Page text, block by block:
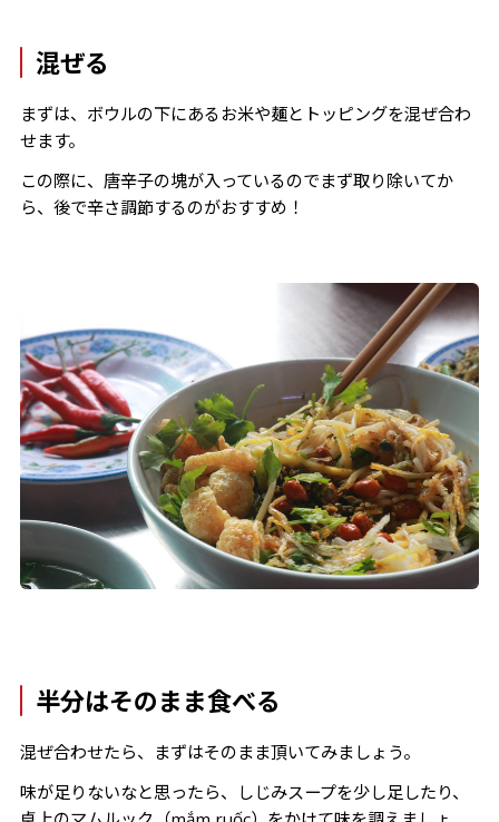
混ぜる
まずは、ボウルの下にあるお米や麺とトッピングを混ぜ合わ
せます。
この際に、唐辛子の塊が入っているのでまず取り除いてか
ら、後で辛さ調節するのがおすすめ！
半分はそのまま食べる
混ぜ合わせたら、まずはそのまま頂いてみましょう。
味が足りないなと思ったら、しじみスープを少し足したり、